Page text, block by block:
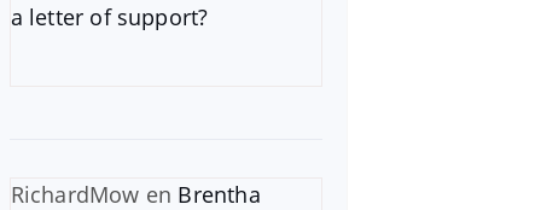
a letter of support?
RichardMow en Brentha